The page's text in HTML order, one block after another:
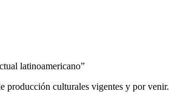
latinoamericano”
producción culturales vigentes y por venir.